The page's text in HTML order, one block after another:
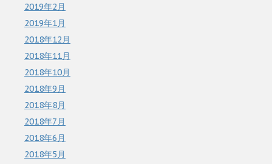
2019年2月
2019年1月
2018年12月
2018年11月
2018年10月
2018年9月
2018年8月
2018年7月
2018年6月
2018年5月